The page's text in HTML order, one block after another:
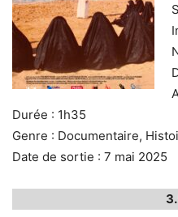
Durée : 1h35
Genre : Documentaire,
Date de sortie : 7 mai 2025